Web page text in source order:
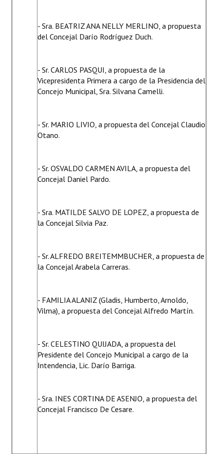
- Sra. BEATRIZ ANA NELLY MERLINO, a propuesta
del Concejal Darío Rodríguez Duch.
- Sr. CARLOS PASQUI, a propuesta de la
Vicepresidenta Primera a cargo de la Presidencia del
Concejo Municipal, Sra. Silvana Camelli.
- Sr. MARIO LIVIO, a propuesta del Concejal Claudio
Otano.
- Sr. OSVALDO CARMEN AVILA, a propuesta del
Concejal Daniel Pardo.
- Sra. MATILDE SALVO DE LOPEZ, a propuesta de
la Concejal Silvia Paz.
- Sr. ALFREDO BREITEMMBUCHER, a propuesta de
la Concejal Arabela Carreras.
- FAMILIA ALANIZ (Gladis, Humberto, Arnoldo,
Vilma), a propuesta del Concejal Alfredo Martín.
- Sr. CELESTINO QUIJADA, a propuesta del
Presidente del Concejo Municipal a cargo de la
Intendencia, Lic. Darío Barriga.
- Sra. INES CORTINA DE ASENJO, a propuesta del
Concejal Francisco De Cesare.